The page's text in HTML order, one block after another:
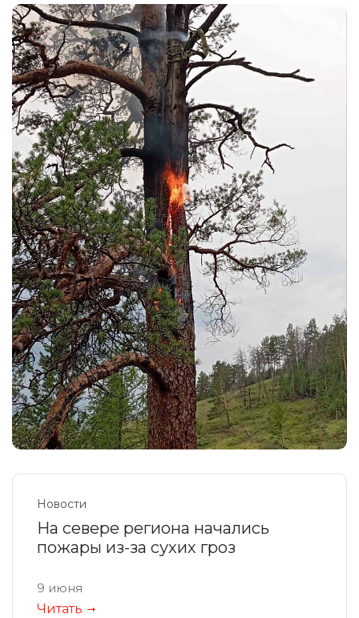
Новости
На севере региона начались
пожары из-за сухих гроз
9 июня
Читать